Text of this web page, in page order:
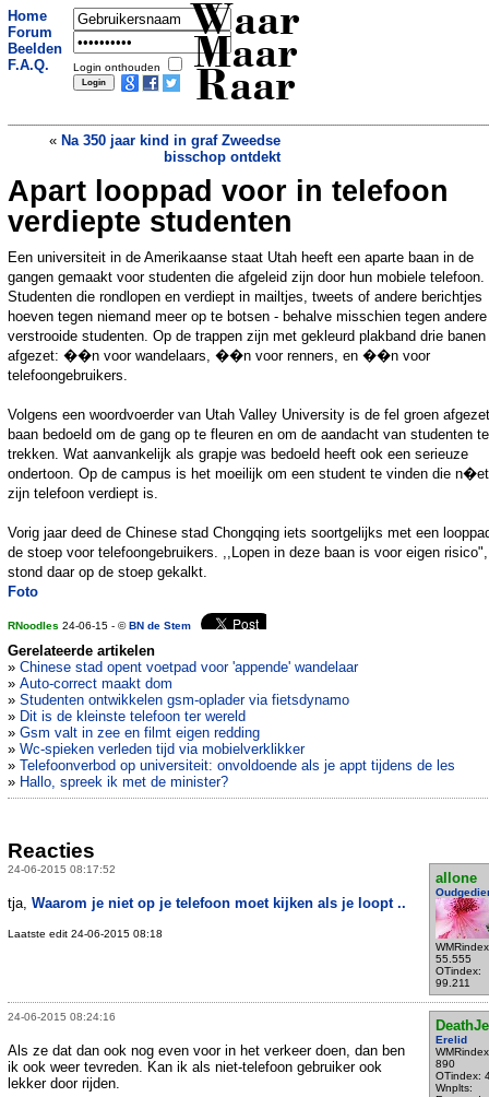
Home
Forum
Beelden
F.A.Q.
Login onthouden
Waar
Maar
Raar
« Na 350 jaar kind in graf Zweedse
bisschop ontdekt
Diefstal babymelkpoeder neemt
spectaculair toe»
Apart looppad voor in telefoon
verdiepte studenten
Een universiteit in de Amerikaanse staat Utah heeft een aparte baan in de
gangen gemaakt voor studenten die afgeleid zijn door hun mobiele telefoon.
Studenten die rondlopen en verdiept in mailtjes, tweets of andere berichtjes
hoeven tegen niemand meer op te botsen - behalve misschien tegen andere
verstrooide studenten. Op de trappen zijn met gekleurd plakband drie banen
afgezet: ��n voor wandelaars, ��n voor renners, en ��n voor
telefoongebruikers.
Volgens een woordvoerder van Utah Valley University is de fel groen
baan bedoeld om de gang op te fleuren en om de aandacht van studenten te
trekken. Wat aanvankelijk als grapje was bedoeld heeft ook een serieuze
ondertoon. Op de campus is het moeilijk om een student te vinden die
zijn telefoon verdiept is.
Vorig jaar deed de Chinese stad Chongqing iets soortgelijks met een
de stoep voor telefoongebruikers. ,,Lopen in deze baan is voor eigen risico",
stond daar op de stoep gekalkt.
Foto
RNoodles 24-06-15 - ©BN de Stem
Gerelateerde artikelen
» Chinese stad opent voetpad voor 'appende' wandelaar
» Auto-correct maakt dom
» Studenten ontwikkelen gsm-oplader via fietsdynamo
» Dit is de kleinste telefoon ter wereld
» Gsm valt in zee en filmt eigen redding
» Wc-spieken verleden tijd via mobielverklikker
» Telefoonverbod op universiteit: onvoldoende als je appt tijdens de les
» Hallo, spreek ik met de minister?
Reacties
24-06-2015 08:17:52
allone
55.555
OTindex:
99.211
tja, Waarom je niet op je telefoon moet kijken als je loopt ..
Laatste edit 24-06-2015 08:18
24-06-2015 08:24:16
Erelid
890
OTindex:
Wnplts:
Als ze dat dan ook nog even voor in het verkeer doen, dan ben
ik ook weer tevreden. Kan ik als niet-telefoon gebruiker ook
lekker door rijden.